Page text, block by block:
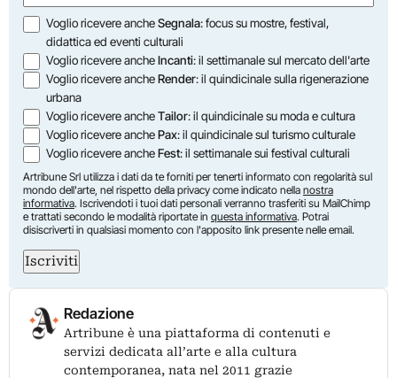
Opzioni
Voglio ricevere ancheSegnala: focus su mostre, festival,
didattica ed eventi culturali
Voglio ricevere ancheIncanti: il settimanale sul mercato dell'arte
Voglio ricevere ancheRender: il quindicinale sulla rigenerazione
urbana
Voglio ricevere ancheTailor: il quindicinale su moda e cultura
Voglio ricevere anchePax: il quindicinale sul turismo culturale
Voglio ricevere ancheFest: il settimanale sui festival culturali
Artribune Srl utilizza i dati da te forniti per tenerti informato con regolarità sul
mondo dell'arte, nel rispetto della privacy come indicato nella nostra
informativa. Iscrivendoti i tuoi dati personali verranno trasferiti su MailChimp
e trattati secondo le modalità riportate in questa informativa. Potrai
disiscriverti in qualsiasi momento con l'apposito link presente nelle email.
Iscriviti
Redazione
Artribune è una piattaforma di contenuti e
servizi dedicata all’arte e alla cultura
contemporanea, nata nel 2011 grazie